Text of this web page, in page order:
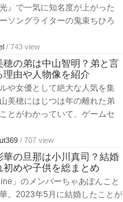
』で一気に知名度が上がった
ソングライターの鬼束ちひろ
/ 743 view
穂の弟は中山智明？弟と言
理由や人物像を紹介
や女優として絶大な人気を集
美穂にはじつは年の離れた弟
とがわかっていて、ゲームセ
/ 707 view
華の旦那は小川真司？結婚
初めや子供を総まとめ
」のメンバーちゃあぽんこと
。2023年5月に結婚したことが